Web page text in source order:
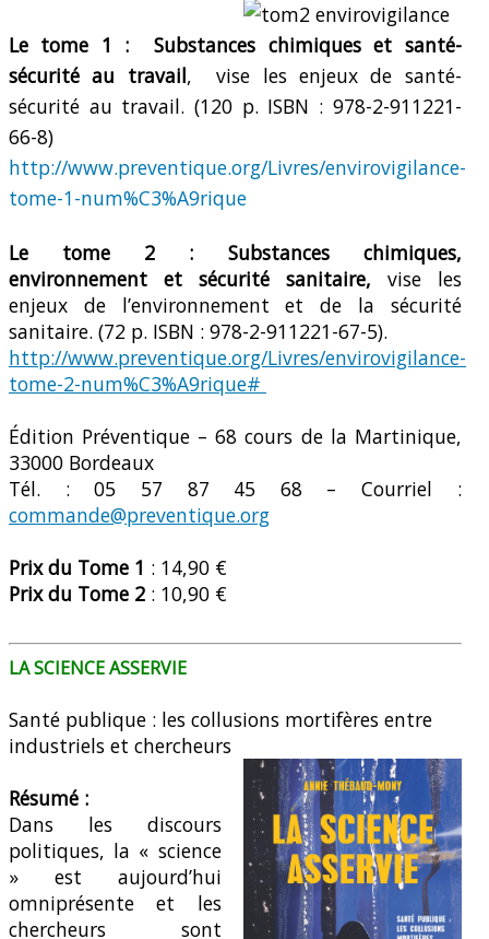
Le tome 1 : Substances chimiques et santé-
sécurité au travail, vise les enjeux de santé-
sécurité au travail. (120 p. ISBN : 978-2-911221-
66-8)
http://www.preventique.org/Livres/envirovigilance-
tome-1-num%C3%A9rique
Le tome 2 : Substances chimiques,
environnement et sécurité sanitaire, vise les
enjeux de l’environnement et de la sécurité
sanitaire. (72 p. ISBN : 978-2-911221-67-5).
http://www.preventique.org/Livres/envirovigilance-
tome-2-num%C3%A9rique#
Édition Préventique – 68 cours de la Martinique,
33000 Bordeaux
Tél. : 05 57 87 45 68 – Courriel :
commande@preventique.org
Prix du Tome 1 : 14,90 €
Prix du Tome 2 : 10,90 €
LA SCIENCE ASSERVIE
Santé publique : les collusions mortifères entre
industriels et chercheurs
Résumé :
Dans les discours
politiques, la « science
» est aujourd’hui
omniprésente et les
chercheurs sont